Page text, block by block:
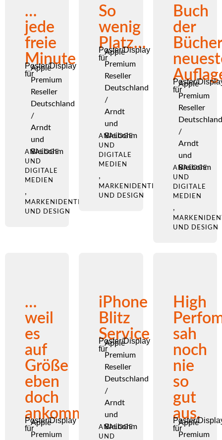
…
jede
freie
Minute
Poster/Display
für
Apple
Premium
Reseller
Deutschland
/
Arndt
und
Bleibohm
ANALOGE
UND
DIGITALE
MEDIEN
,
MARKENIDENTITÄT
UND DESIGN
So
wenig
Platz…
Poster/Display
für
Apple
Premium
Reseller
Deutschland
/
Arndt
und
Bleibohm
ANALOGE
UND
DIGITALE
MEDIEN
,
MARKENIDENTITÄT
UND DESIGN
Buch
der
Poster/
für
Apple
Premium
Reseller
/
Arndt
und
Bleibohm
ANALOGE
UND
DIGITALE
MEDIEN
,
UND DESIGN
…
weil
es
auf
Größe
eben
doch
ankommt
Poster/Display
für
Apple
Premium
iPhone
Blitz
Service
Poster/Display
für
Apple
Premium
Reseller
Deutschland
/
Arndt
und
Bleibohm
ANALOGE
UND
High
sah
noch
nie
so
gut
aus.
Poster/
für
Apple
Premium